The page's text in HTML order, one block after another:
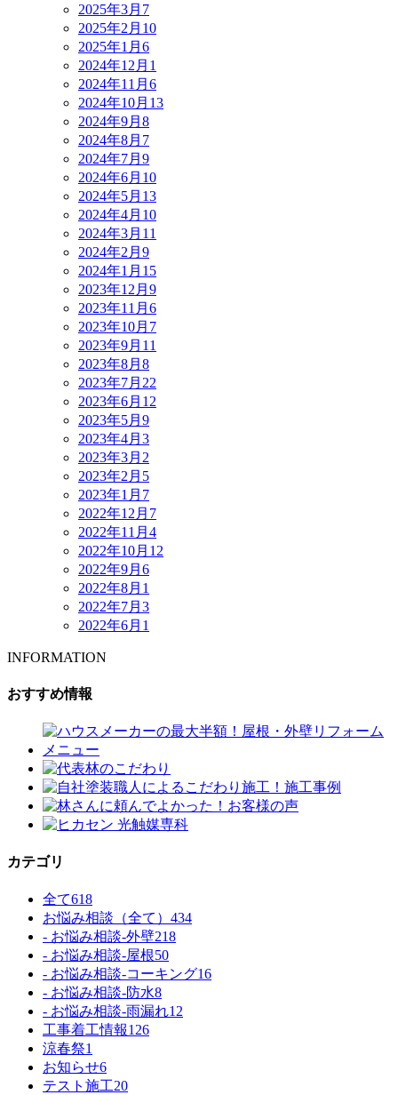
2025年3月 7
2025年2月 10
2025年1月 6
2024年12月 1
2024年11月 6
2024年10月 13
2024年9月 8
2024年8月 7
2024年7月 9
2024年6月 10
2024年5月 13
2024年4月 10
2024年3月 11
2024年2月 9
2024年1月 15
2023年12月 9
2023年11月 6
2023年10月 7
2023年9月 11
2023年8月 8
2023年7月 22
2023年6月 12
2023年5月 9
2023年4月 3
2023年3月 2
2023年2月 5
2023年1月 7
2022年12月 7
2022年11月 4
2022年10月 12
2022年9月 6
2022年8月 1
2022年7月 3
2022年6月 1
INFORMATION
おすすめ情報
カテゴリ
全て618
お悩み相談（全て） 434
- お悩み相談-外壁218
- お悩み相談-屋根50
- お悩み相談-コーキング16
- お悩み相談-防水8
- お悩み相談-雨漏れ12
工事着工情報126
涼春祭1
お知らせ6
テスト施工20